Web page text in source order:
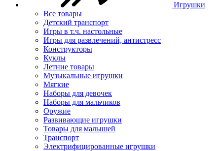
Игрушки
Все товары
Детский транспорт
Игры в т.ч. настольные
Игры для развлечений, антистресс
Конструкторы
Куклы
Летние товары
Музыкальные игрушки
Мягкие
Наборы для девочек
Наборы для мальчиков
Оружие
Развивающие игрушки
Товары для малышей
Транспорт
Электрифицированные игрушки